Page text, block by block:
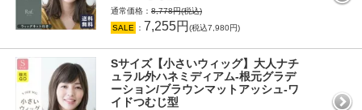
通常価格： 8,778円(税込)
SALE ： 7,255円 (税込7,980円)
Sサイズ【小さいウィッグ】大人ナチ
ュラル外ハネミディアム-根元グラデ
ーション/ブラウンマットアッシュ-ワ
イドつむじ型